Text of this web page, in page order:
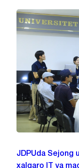
JDPUda Sejong
xalqaro IT va